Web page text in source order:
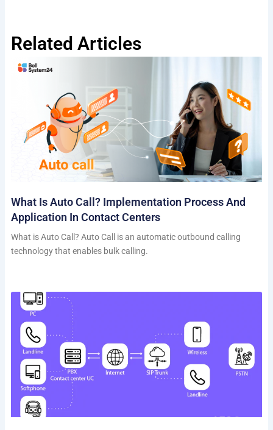
Related Articles
What Is Auto Call? Implementation Process And
Application In Contact Centers
What is Auto Call? Auto Call is an automatic outbound calling
technology that enables bulk calling.